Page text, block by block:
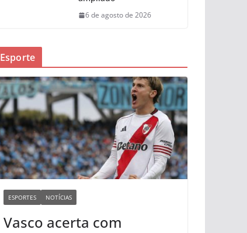
6 de agosto de 2026
Esporte
ESPORTES NOTÍCIAS
Vasco acerta com